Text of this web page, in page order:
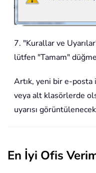
7. "Kurallar ve
lütfen "Tamam"
Artık, yeni bir e-
veya alt klasörlerde
uyarısı
En İyi Ofis